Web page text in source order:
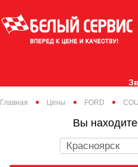
Главная Цены FORD
Вы
Красноярск